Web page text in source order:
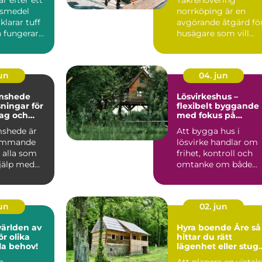
tuff
fungerar
Östgötskt klimat
norrköping är en
avgörande åtgärd
husägare som vill
mot fukt, mö...
för
och
är
som
med
04. jun
Lösvirkeshus –
flexibelt byggande
med fokus på
Att bygga hus i
lösvirke handlar om
frihet, kontroll och
omtanke om både
av
olika
behov!
02. jun
Hyra boende Åre så
hittar du rätt
lägenhet eller